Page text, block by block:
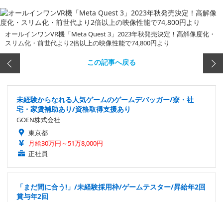
オールインワンVR機「Meta Quest 3」2023年秋発売決定！高解像度化・
スリム化・前世代より2倍以上の映像性能で74,800円より
この記事へ戻る
未経験からなれる人気ゲームのゲームデバッガー/寮・社
宅・家賃補助あり/資格取得支援あり
GOEN株式会社
東京都
月給30万円～51万8,000円
正社員
「まだ間に合う!」/未経験採用枠/ゲームテスター/昇給年2回
賞与年2回